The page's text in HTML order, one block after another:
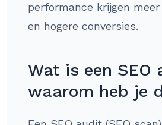
performance krijgen
en hogere conversies.
Wat is een SEO
waarom heb je